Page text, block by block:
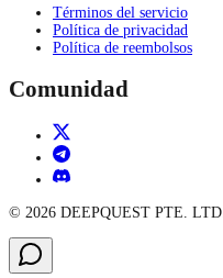
Términos del servicio
Política de privacidad
Política de reembolsos
Comunidad
© 2026 DEEPQUEST PTE. LTD.